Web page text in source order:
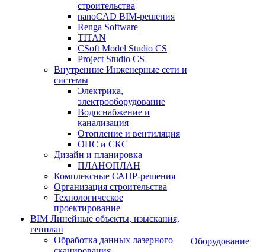
строительства
nanoCAD BIM-решения
Renga Software
TITAN
CSoft Model Studio CS
Project Studio CS
Внутренние Инженерные сети и
системы
Электрика,
электрооборудование
Водоснабжение и
канализация
Отопление и вентиляция
ОПС и СКС
Дизайн и планировка
ПЛАНОПЛАН
Комплексные САПР-решения
Организация строительства
Технологическое
проектирование
BIM Линейные объекты, изыскания,
генплан
Обработка данных лазерного
Оборудование